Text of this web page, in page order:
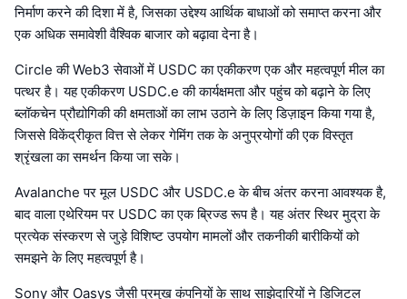
निर्माण करने की दिशा में है, जिसका उद्देश्य आर्थिक बाधाओं को समाप्त करना और
एक अधिक समावेशी वैश्विक बाजार को बढ़ावा देना है।
Circle की Web3 सेवाओं में USDC का एकीकरण एक और महत्वपूर्ण मील का
पत्थर है। यह एकीकरण USDC.e की कार्यक्षमता और पहुंच को बढ़ाने के लिए
ब्लॉकचेन प्रौद्योगिकी की क्षमताओं का लाभ उठाने के लिए डिज़ाइन किया गया है,
जिससे विकेंद्रीकृत वित्त से लेकर गेमिंग तक के अनुप्रयोगों की एक विस्तृत
श्रृंखला का समर्थन किया जा सके।
Avalanche पर मूल USDC और USDC.e के बीच अंतर करना आवश्यक है,
बाद वाला एथेरियम पर USDC का एक ब्रिज्ड रूप है। यह अंतर स्थिर मुद्रा के
प्रत्येक संस्करण से जुड़े विशिष्ट उपयोग मामलों और तकनीकी बारीकियों को
समझने के लिए महत्वपूर्ण है।
Sony और Oasys जैसी प्रमुख कंपनियों के साथ साझेदारियों ने डिजिटल